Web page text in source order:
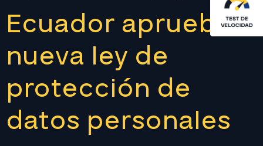
Ecuador aprueba
nueva ley de
protección de
datos personales